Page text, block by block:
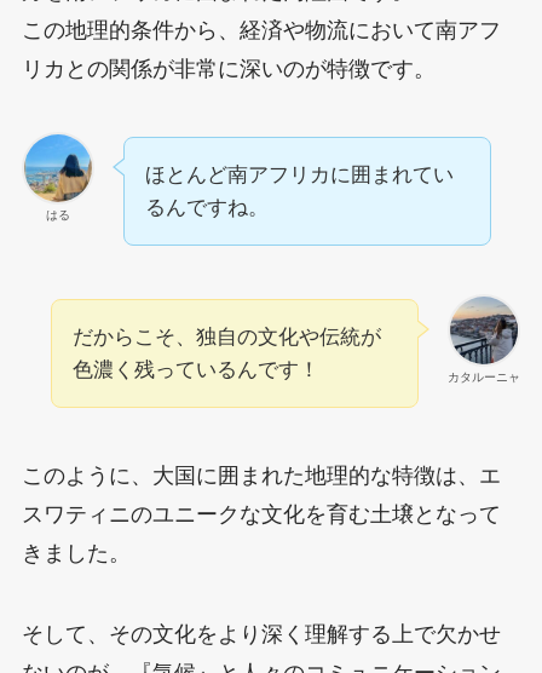
この地理的条件から、経済や物流において南アフ
リカとの関係が非常に深いのが特徴です。
はる
ほとんど南アフリカに囲まれてい
るんですね。
カタルーニャ
だからこそ、独自の文化や伝統が
色濃く残っているんです！
このように、大国に囲まれた地理的な特徴は、エ
スワティニのユニークな文化を育む土壌となって
きました。
そして、その文化をより深く理解する上で欠かせ